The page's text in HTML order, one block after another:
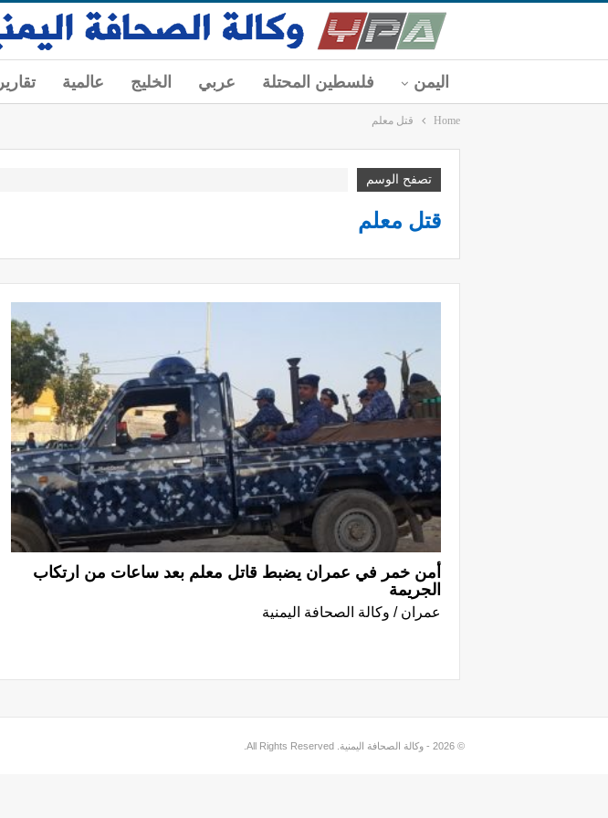
اليمن فلسطين المحتلة عربي الخليج عالمية تقارير
Home قتل معلم
تصفح الوسم
قتل معلم
أمن خمر في عمران يضبط قاتل معلم بعد ساعات من ارتكاب
الجريمة
عمران / وكالة الصحافة اليمنية
© 2026 - وكالة الصحافة اليمنية. All Rights Reserved.